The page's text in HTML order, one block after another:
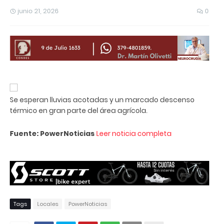
junio 21, 2026 0
Se esperan lluvias acotadas y un marcado descenso
térmico en gran parte del área agrícola.
Fuente: PowerNoticias Leer noticia completa
Tags Locales PowerNoticias